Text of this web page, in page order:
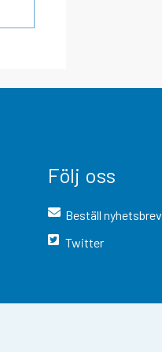
Följ oss
Beställ nyhetsbrev
Twitter